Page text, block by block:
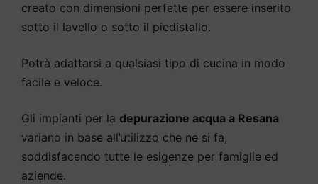
creato con dimensioni perfette per essere inserito
sotto il lavello o sotto il piedistallo.
Potrà adattarsi a qualsiasi tipo di cucina in modo
facile e veloce.
Gli impianti per la depurazione acqua a Resana
variano in base all’utilizzo che ne si fa,
soddisfacendo tutte le esigenze per famiglie ed
aziende.